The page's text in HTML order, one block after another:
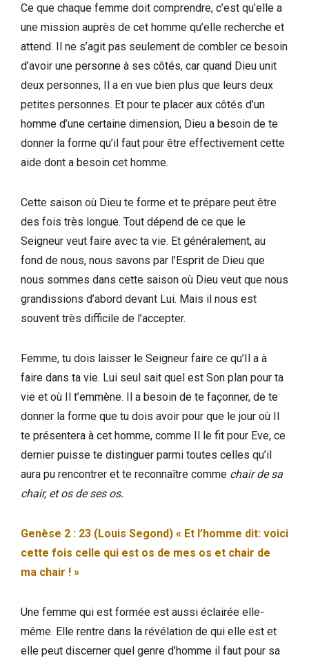
Ce que chaque femme doit comprendre, c’est qu’elle a
une mission auprès de cet homme qu’elle recherche et
attend. Il ne s’agit pas seulement de combler ce besoin
d’avoir une personne à ses côtés, car quand Dieu unit
deux personnes, Il a en vue bien plus que leurs deux
petites personnes. Et pour te placer aux côtés d’un
homme d’une certaine dimension, Dieu a besoin de te
donner la forme qu’il faut pour être effectivement cette
aide dont a besoin cet homme.
Cette saison où Dieu te forme et te prépare peut être
des fois très longue. Tout dépend de ce que le
Seigneur veut faire avec ta vie. Et généralement, au
fond de nous, nous savons par l’Esprit de Dieu que
nous sommes dans cette saison où Dieu veut que nous
grandissions d’abord devant Lui. Mais il nous est
souvent très difficile de l’accepter.
Femme, tu dois laisser le Seigneur faire ce qu’Il a à
faire dans ta vie. Lui seul sait quel est Son plan pour ta
vie et où Il t’emmène. Il a besoin de te façonner, de te
donner la forme que tu dois avoir pour que le jour où Il
te présentera à cet homme, comme Il le fit pour Eve, ce
dernier puisse te distinguer parmi toutes celles qu’il
aura pu rencontrer et te reconnaître comme chair de sa
chair, et os de ses os.
Genèse 2 : 23 (Louis Segond) « Et l’homme dit: voici
cette fois celle qui est os de mes os et chair de
ma chair ! »
Une femme qui est formée est aussi éclairée elle-
même. Elle rentre dans la révélation de qui elle est et
elle peut discerner quel genre d’homme il faut pour sa